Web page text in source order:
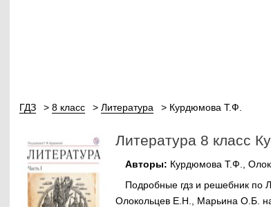
ГДЗ 8 класс Литература Курдюмова Т.Ф.
Литература 8 класс
Авторы: Курдюмова Т.Ф.,
Подробные гдз и решебник по
Олокольцев Е.Н., Марьина О.Б.